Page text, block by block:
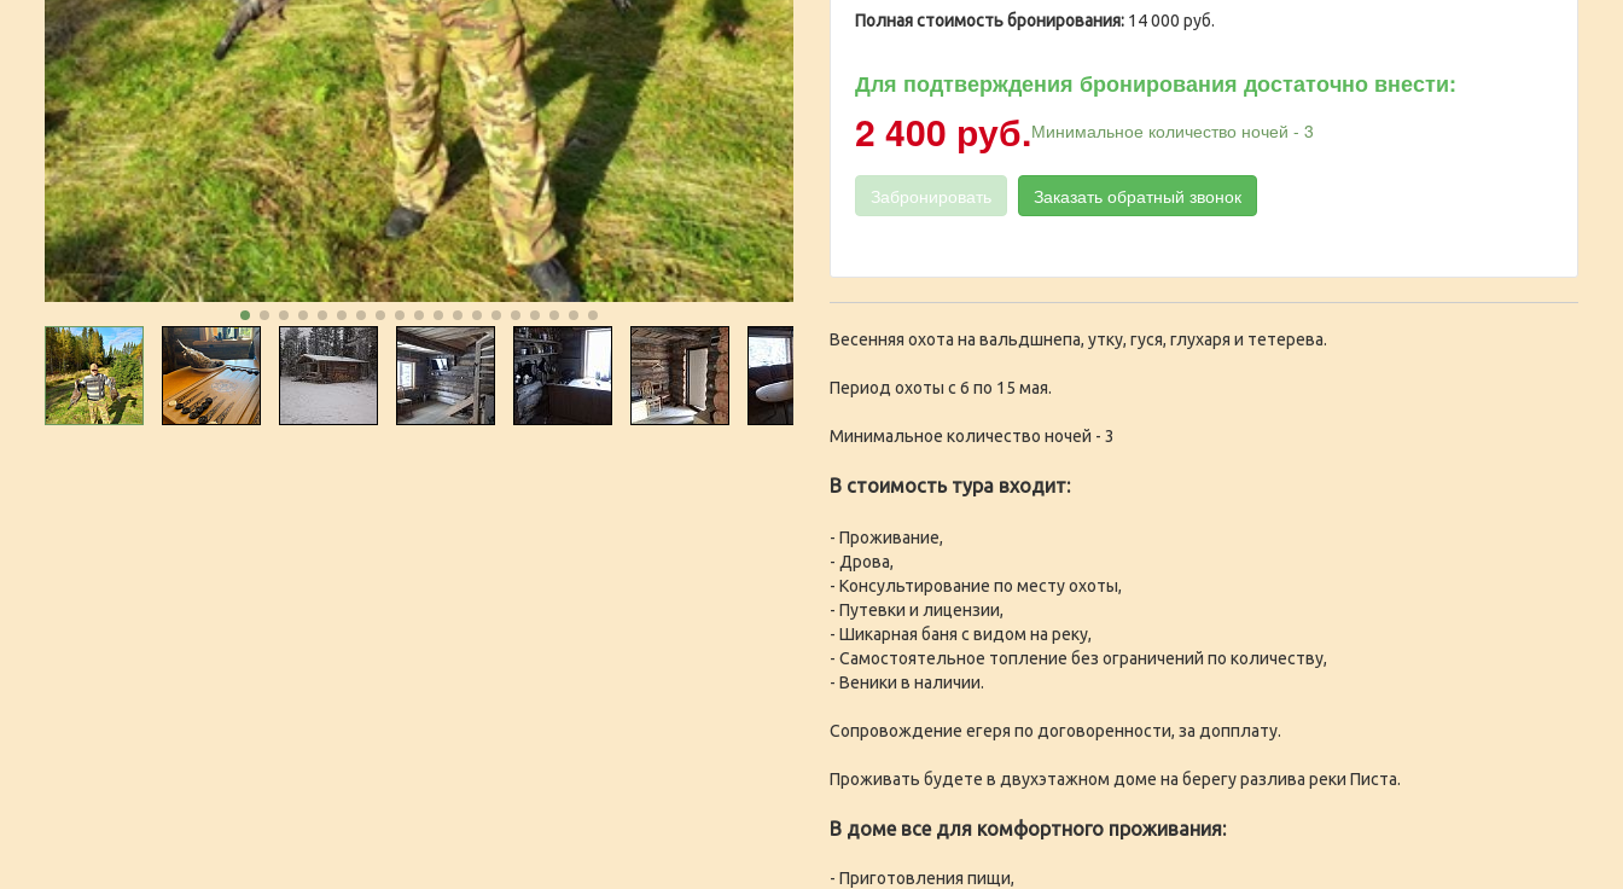
Полная стоимость бронирования: 14 000 руб.
Для подтверждения бронирования достаточно внести:
2 400 руб.Минимальное количество ночей - 3
Забронировать Заказать обратный звонок
Весенняя охота на вальдшнепа, утку, гуся, глухаря и тетерева.
Период охоты с 6 по 15 мая.
Минимальное количество ночей - 3
В стоимость тура входит:
- Проживание,
- Дрова,
- Консультирование по месту охоты,
- Путевки и лицензии,
- Шикарная баня с видом на реку,
- Самостоятельное топление без ограничений по количеству,
- Веники в наличии.
Сопровождение егеря по договоренности, за допплату.
Проживать будете в двухэтажном доме на берегу разлива реки Писта.
В доме все для комфортного проживания:
- Приготовления пищи,